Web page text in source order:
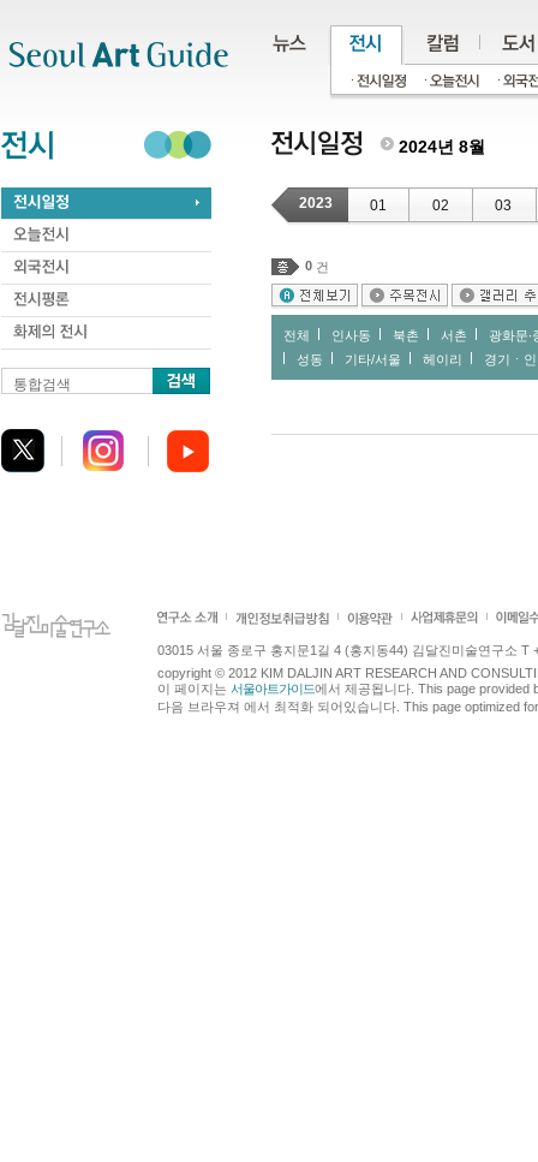
통합검색
2024년 8월
2023 01 02 03
0 건
전체 인사동 북촌 서촌
광화문∙
성동
기타/서울 헤이리 경기ㆍ
03015 서울 종로구 홍지문1길 4 (홍지동44) 김달진미술연구소 T
copyright © 2012 KIM DALJIN ART RESEARCH AND
이 페이지는 서울아트가이드에서 제공됩니다. This page provided
다음 브라우져 에서 최적화 되어있습니다. This page optimized